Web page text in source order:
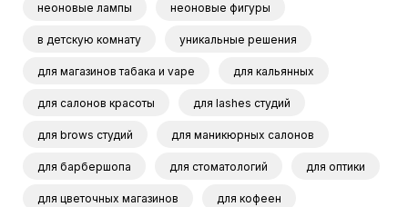
неоновые лампы неоновые фигуры
в детскую комнату уникальные решения
для магазинов табака и vape для кальянных
для салонов красоты для lashes студий
для brows студий для маникюрных салонов
для барбершопа для стоматологий для оптики
для цветочных магазинов для кофеен